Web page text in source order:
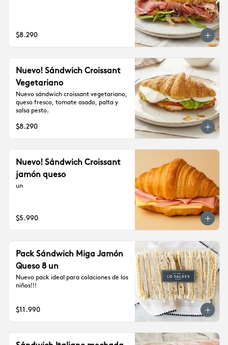
$8.290
Nuevo! Sándwich Croissant
Vegetariano
Nuevo sándwich croissant vegetariano,
queso fresco, tomate asado, palta y
salsa pesto.
$8.290
Nuevo! Sándwich Croissant
jamón queso
un
$5.990
Pack Sándwich Miga Jamón
Queso 8 un
Nuevo pack ideal para colaciones de los
niños!!!
$11.990